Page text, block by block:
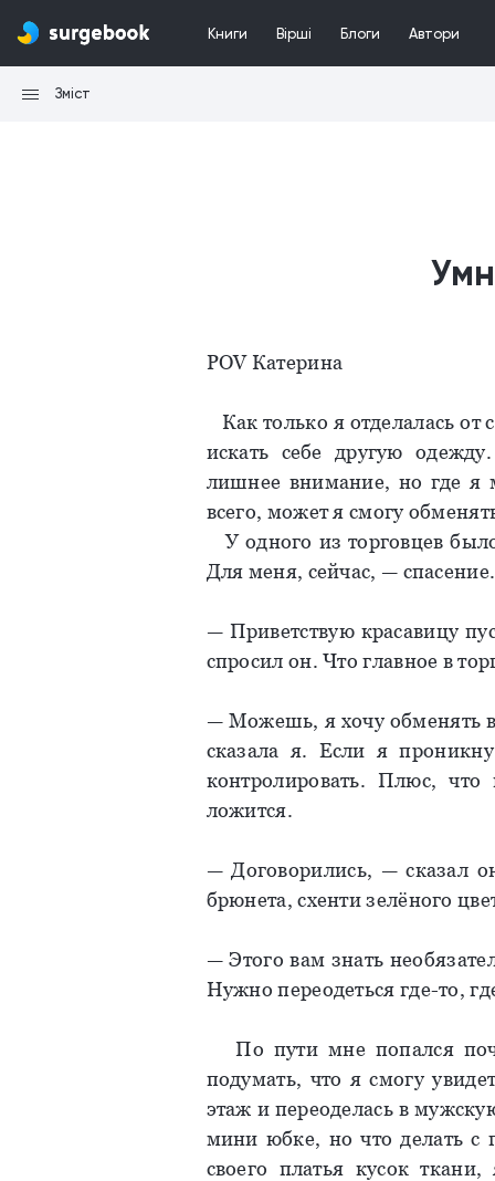
Книги Вірші Блоги Автори
Зміст
POV Катерина
Как только я отделалась от
искать себе другую
лишнее внимание, но где я
всего, может я смогу
У одного из торговцев
Для меня, сейчас, — спасение.
— Приветствую красавицу
спросил он. Что главное в
— Можешь, я хочу обменять
сказала я. Если я
контролировать. Плюс,
ложится.
— Договорились, — сказал
брюнета, схенти зелёного
— Этого вам знать
Нужно переодеться где-то,
По пути мне попался
подумать, что я смогу
этаж и переоделась в
мини юбке, но что делать с
своего платья кусок